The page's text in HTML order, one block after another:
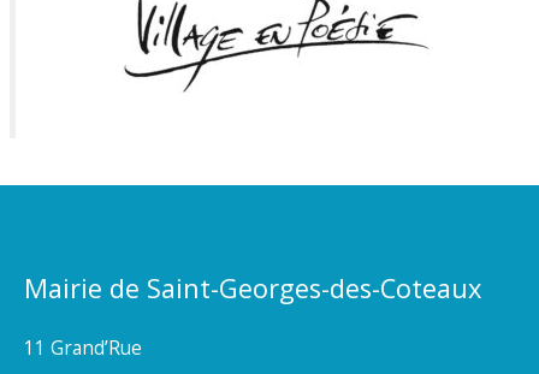
Mairie de Saint-Georges-des-Coteaux
11 Grand’Rue